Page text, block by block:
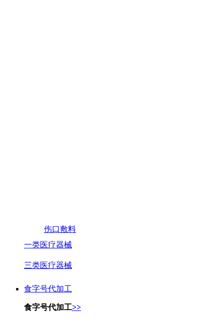
伤口敷料
一类医疗器械
三类医疗器械
食字号代加工
食字号代加工>>